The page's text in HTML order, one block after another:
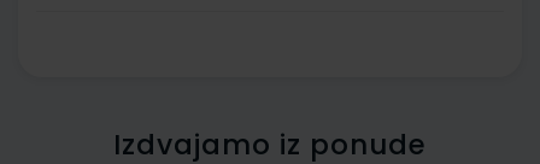
Izdvajamo iz ponude